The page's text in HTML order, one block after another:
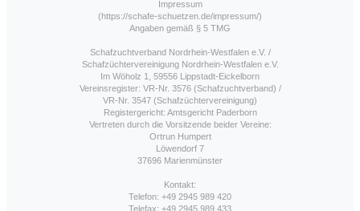
Impressum
(https://schafe-schuetzen.de/impressum/)
Angaben gemäß § 5 TMG
Schafzuchtverband Nordrhein-Westfalen e.V. /
Schafzüchtervereinigung Nordrhein-Westfalen e.V.
Im Wöholz 1, 59556 Lippstadt-Eickelborn
Vereinsregister: VR-Nr. 3576 (Schafzuchtverband) /
VR-Nr. 3547 (Schafzüchtervereinigung)
Registergericht: Amtsgericht Paderborn
Vertreten durch die Vorsitzende beider Vereine:
Ortrun Humpert
Löwendorf 7
37696 Marienmünster
Kontakt:
Telefon: +49 2945 989 420
Telefax: +49 2945 989 433